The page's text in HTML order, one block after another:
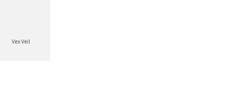
Vex Veil